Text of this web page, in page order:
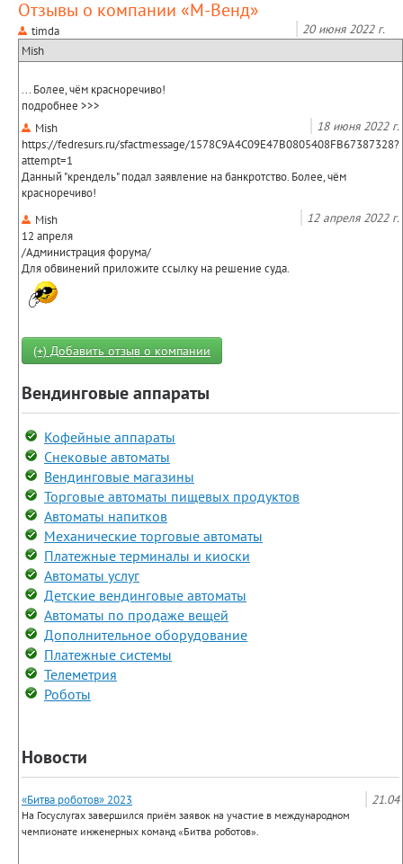
Отзывы о компании «М-Венд»
20 июня 2022 г.
timda
Mish
... Более, чём красноречиво!
подробнее >>>
18 июня 2022 г.
Mish
https://fedresurs.ru/sfactmessage/1578C9A4C09E47B0805408FB67387328?
attempt=1
Данный "крендель" подал заявление на банкротство. Более, чём
красноречиво!
12 апреля 2022 г.
Mish
12 апреля
/Администрация форума/
Для обвинений приложите ссылку на решение суда.
(+) Добавить отзыв о компании
Вендинговые аппараты
Кофейные аппараты
Снековые автоматы
Вендинговые магазины
Торговые автоматы пищевых продуктов
Автоматы напитков
Механические торговые автоматы
Платежные терминалы и киоски
Автоматы услуг
Детские вендинговые автоматы
Автоматы по продаже вещей
Дополнительное оборудование
Платежные системы
Телеметрия
Роботы
Новости
21.04
«Битва роботов» 2023
На Госуслугах завершился приём заявок на участие в международном
чемпионате инженерных команд «Битва роботов».